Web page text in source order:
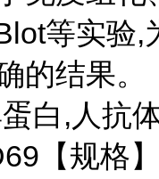
等实验,
的结果。
白,人抗
【规格